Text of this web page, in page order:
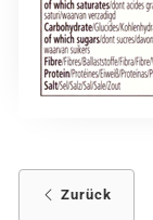
Zurück